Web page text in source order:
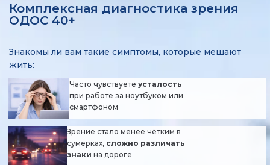
Комплексная диагностика зрения
ОДОС 40+
Знакомы ли вам такие симптомы, которые мешают
жить:
Часто чувствуете усталость
при работе за ноутбуком или
смартфоном
Зрение стало менее чётким в
сумерках, сложно различать
знаки на дороге